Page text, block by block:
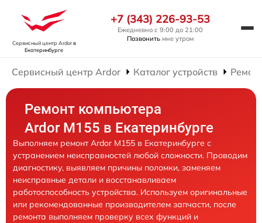
Сервисный центр Ardorв
Екатеринбурге
+7 (343) 226-93-53
Ежедневно с 9:00 до 21:00
Позвонить мне утром
Сервисный центр Ardor Каталог устройств
Ремонт компьютера
Ardor M155 в Екатеринбурге
Выполняем ремонт Ardor M155 в Екатеринбурге с
устранением неисправностей любой сложности. Проводим
диагностику, выявляем причины поломки, заменяем
неисправные детали и восстанавливаем
работоспособность устройства. Используем оригинальные
или рекомендованные производителем запчасти, после
ремонта выполняем проверку всех функций и